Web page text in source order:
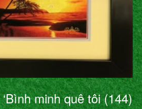
minh quê tôi (144)